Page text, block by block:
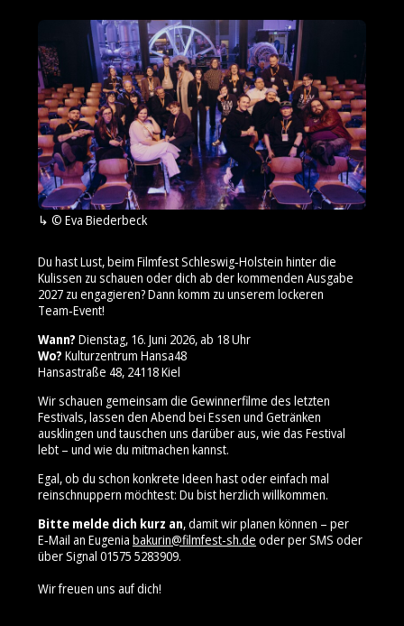
© Eva Biederbeck
Du hast Lust, beim Filmfest Schleswig‑Holstein hinter die
Kulissen zu schauen oder dich ab der kommenden Ausgabe
2027 zu engagieren? Dann komm zu unserem lockeren
Team‑Event!
Wann? Dienstag, 16. Juni 2026, ab 18 Uhr
Wo? Kulturzentrum Hansa48
Hansastraße 48, 24118 Kiel
Wir schauen gemeinsam die Gewinnerfilme des letzten
Festivals, lassen den Abend bei Essen und Getränken
ausklingen und tauschen uns darüber aus, wie das Festival
lebt – und wie du mitmachen kannst.
Egal, ob du schon konkrete Ideen hast oder einfach mal
reinschnuppern möchtest: Du bist herzlich willkommen.
Bitte melde dich kurz an, damit wir planen können – per
E‑Mail an Eugenia bakurin@filmfest-sh.de oder per SMS oder
über Signal 01575 5283909⁩.
Wir freuen uns auf dich!